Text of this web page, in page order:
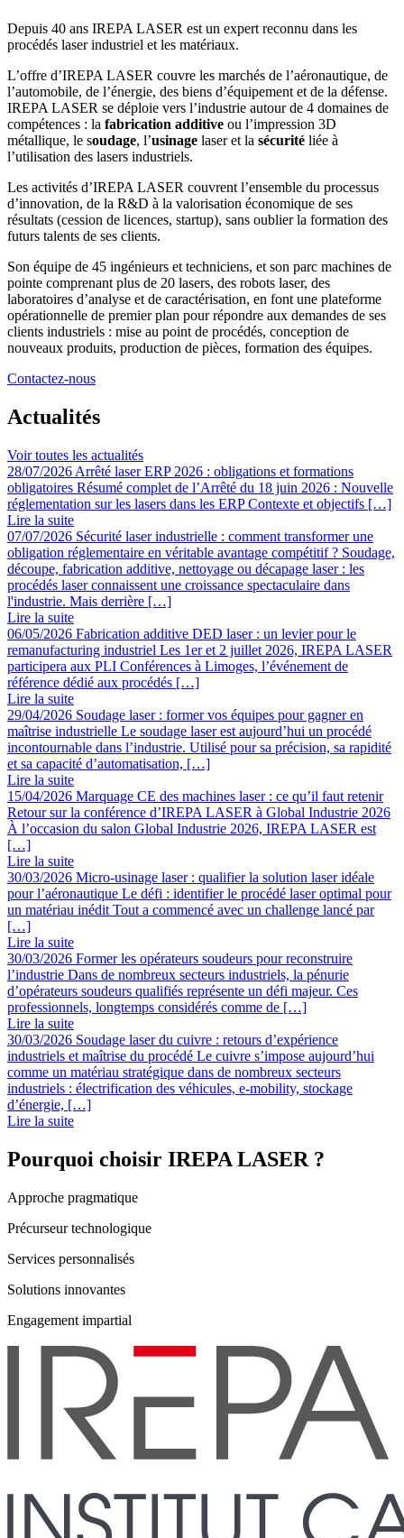
Depuis 40 ans IREPA LASER est un expert reconnu dans les
procédés laser industriel et les matériaux.
L’offre d’IREPA LASER couvre les marchés de l’aéronautique, de
l’automobile, de l’énergie, des biens d’équipement et de la défense.
IREPA LASER se déploie vers l’industrie autour de 4 domaines de
compétences : la fabrication additive ou l’impression 3D
métallique, le soudage, l’usinage laser et la sécurité liée à
l’utilisation des lasers industriels.
Les activités d’IREPA LASER couvrent l’ensemble du processus
d’innovation, de la R&D à la valorisation économique de ses
résultats (cession de licences, startup), sans oublier la formation des
futurs talents de ses clients.
Son équipe de 45 ingénieurs et techniciens, et son parc machines de
pointe comprenant plus de 20 lasers, des robots laser, des
laboratoires d’analyse et de caractérisation, en font une plateforme
opérationnelle de premier plan pour répondre aux demandes de ses
clients industriels : mise au point de procédés, conception de
nouveaux produits, production de pièces, formation des équipes.
Contactez-nous
Actualités
Voir toutes les actualités
28/07/2026 Arrêté laser ERP 2026 : obligations et formations
obligatoires Résumé complet de l’Arrêté du 18 juin 2026 : Nouvelle
réglementation sur les lasers dans les ERP Contexte et objectifs […]
Lire la suite
07/07/2026 Sécurité laser industrielle : comment transformer une
obligation réglementaire en véritable avantage compétitif ? Soudage,
découpe, fabrication additive, nettoyage ou décapage laser : les
procédés laser connaissent une croissance spectaculaire dans
l'industrie. Mais derrière […]
Lire la suite
06/05/2026 Fabrication additive DED laser : un levier pour le
remanufacturing industriel Les 1er et 2 juillet 2026, IREPA LASER
participera aux PLI Conférences à Limoges, l’événement de
référence dédié aux procédés […]
Lire la suite
29/04/2026 Soudage laser : former vos équipes pour gagner en
maîtrise industrielle Le soudage laser est aujourd’hui un procédé
incontournable dans l’industrie. Utilisé pour sa précision, sa rapidité
et sa capacité d’automatisation, […]
Lire la suite
15/04/2026 Marquage CE des machines laser : ce qu’il faut retenir
Retour sur la conférence d’IREPA LASER à Global Industrie 2026
À l’occasion du salon Global Industrie 2026, IREPA LASER est
[…]
Lire la suite
30/03/2026 Micro-usinage laser : qualifier la solution laser idéale
pour l’aéronautique Le défi : identifier le procédé laser optimal pour
un matériau inédit Tout a commencé avec un challenge lancé par
[…]
Lire la suite
30/03/2026 Former les opérateurs soudeurs pour reconstruire
l’industrie Dans de nombreux secteurs industriels, la pénurie
d’opérateurs soudeurs qualifiés représente un défi majeur. Ces
professionnels, longtemps considérés comme de […]
Lire la suite
30/03/2026 Soudage laser du cuivre : retours d’expérience
industriels et maîtrise du procédé Le cuivre s’impose aujourd’hui
comme un matériau stratégique dans de nombreux secteurs
industriels : électrification des véhicules, e-mobility, stockage
d’énergie, […]
Lire la suite
Pourquoi choisir IREPA LASER ?
Approche pragmatique
Précurseur technologique
Services personnalisés
Solutions innovantes
Engagement impartial